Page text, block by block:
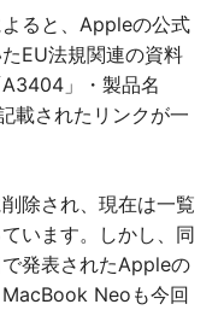
ると、Appleの公式
EU法規関連の資料
」・製品名
載されたリンクが一
除され、現在は一覧
います。しかし、同
発表されたAppleの
Neoも今回